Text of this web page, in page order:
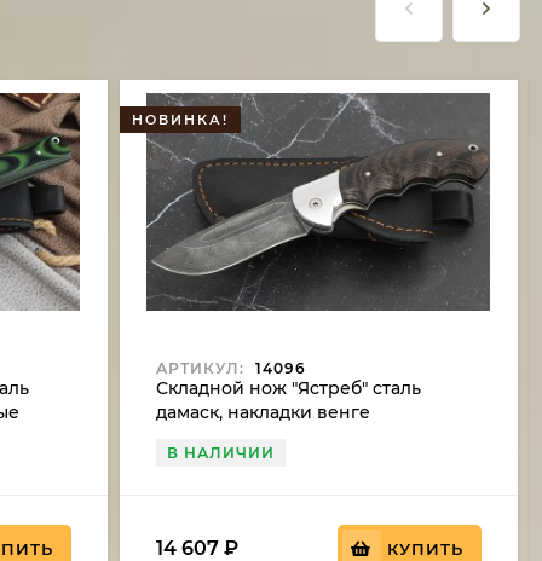
НОВИНКА!
АРТИКУЛ: 14096
Складной нож "Ястреб" сталь
дамаск, накладки венге
В НАЛИЧИИ
14 607 ₽ КУПИТЬ